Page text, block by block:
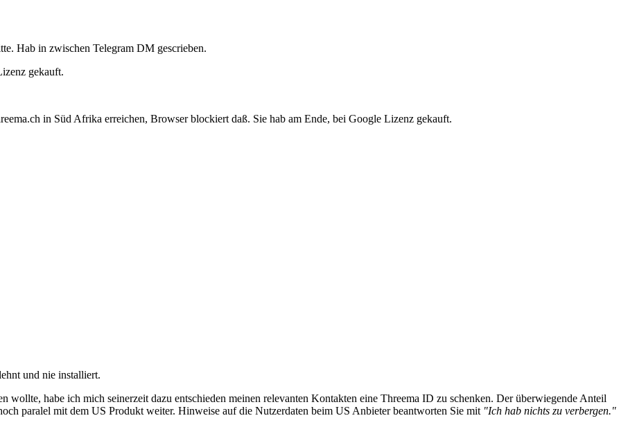
Hab in zwischen Telegram DM gescrieben.
gekauft.
in Süd Afrika erreichen, Browser blockiert daß. Sie hab am Ende, bei Google Lizenz gekauft.
und nie installiert.
wollte, habe ich mich seinerzeit dazu entschieden meinen relevanten Kontakten eine Threema ID zu schenken. Der überwiegende Anteil
paralel mit dem US Produkt weiter. Hinweise auf die Nutzerdaten beim US Anbieter beantworten Sie mit "Ich hab nichts zu verbergen."